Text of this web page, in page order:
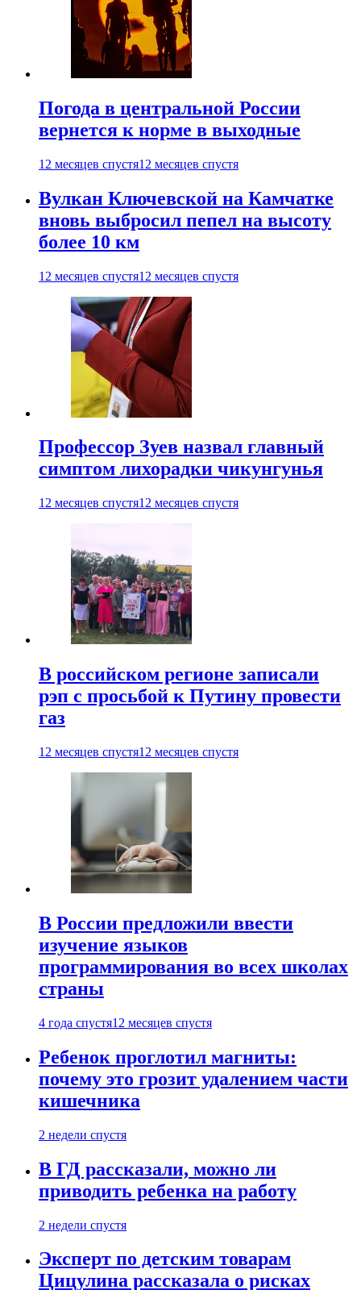
Погода в центральной России
вернется к норме в выходные
12 месяцев спустя12 месяцев спустя
Вулкан Ключевской на Камчатке
вновь выбросил пепел на высоту
более 10 км
12 месяцев спустя12 месяцев спустя
Профессор Зуев назвал главный
симптом лихорадки чикунгунья
12 месяцев спустя12 месяцев спустя
В российском регионе записали
рэп с просьбой к Путину провести
газ
12 месяцев спустя12 месяцев спустя
В России предложили ввести
изучение языков
программирования во всех школах
страны
4 года спустя12 месяцев спустя
Ребенок проглотил магниты:
почему это грозит удалением части
кишечника
2 недели спустя
В ГД рассказали, можно ли
приводить ребенка на работу
2 недели спустя
Эксперт по детским товарам
Цицулина рассказала о рисках